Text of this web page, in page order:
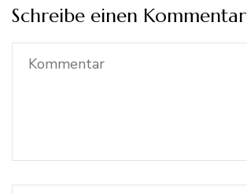
Schreibe einen Kommentar